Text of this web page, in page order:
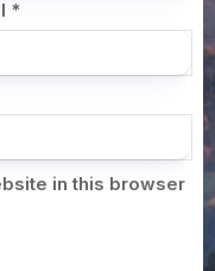
*
in this browser